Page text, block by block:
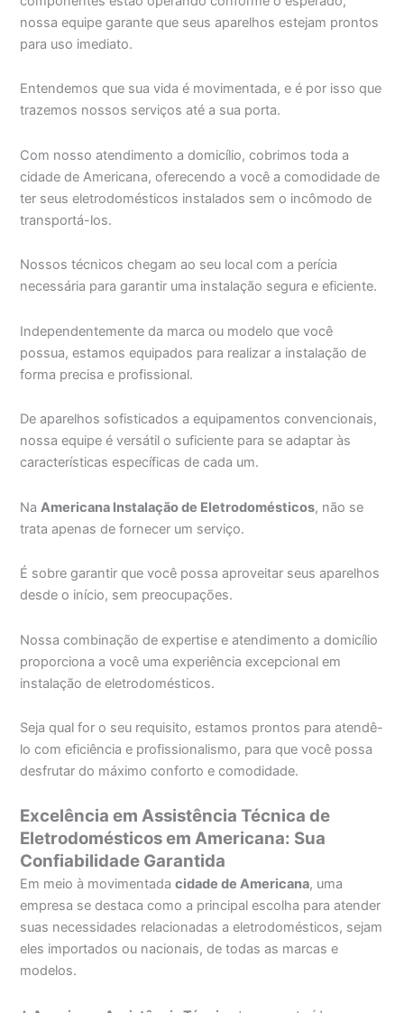
nossa equipe garante que seus aparelhos estejam prontos
para uso imediato.
Entendemos que sua vida é movimentada, e é por isso que
trazemos nossos serviços até a sua porta.
Com nosso atendimento a domicílio, cobrimos toda a
cidade de Americana, oferecendo a você a comodidade de
ter seus eletrodomésticos instalados sem o incômodo de
transportá-los.
Nossos técnicos chegam ao seu local com a perícia
necessária para garantir uma instalação segura e eficiente.
Independentemente da marca ou modelo que você
possua, estamos equipados para realizar a instalação de
forma precisa e profissional.
De aparelhos sofisticados a equipamentos convencionais,
nossa equipe é versátil o suficiente para se adaptar às
características específicas de cada um.
NaAmericana Instalação de Eletrodomésticos, não se
trata apenas de fornecer um serviço.
É sobre garantir que você possa aproveitar seus aparelhos
desde o início, sem preocupações.
Nossa combinação de expertise e atendimento a domicílio
proporciona a você uma experiência excepcional em
instalação de eletrodomésticos.
Seja qual for o seu requisito, estamos prontos para atendê-
lo com eficiência e profissionalismo, para que você possa
desfrutar do máximo conforto e comodidade.
Excelência em Assistência Técnica de
Eletrodomésticos em Americana: Sua
Confiabilidade Garantida
Em meio à movimentadacidade de Americana, uma
empresa se destaca como a principal escolha para atender
suas necessidades relacionadas a eletrodomésticos, sejam
eles importados ou nacionais, de todas as marcas e
modelos.